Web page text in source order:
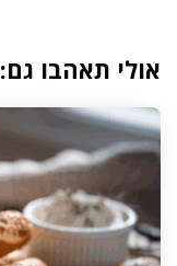
אולי תאהבו גם: